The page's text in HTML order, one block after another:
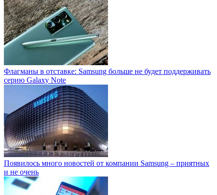
Флагманы в отставке: Samsung больше не будет поддерживать
серию Galaxy Note
Появилось много новостей от компании Samsung – приятных
и не очень